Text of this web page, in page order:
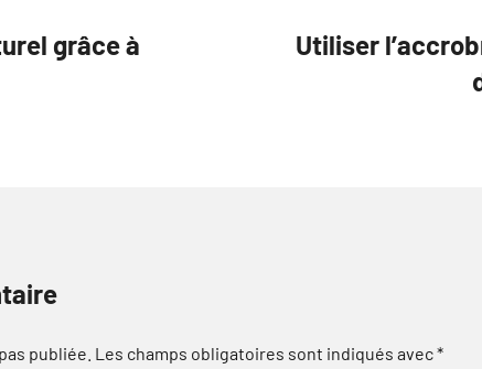
grâce à
Utiliser
publiée. Les champs obligatoires sont indiqués avec*